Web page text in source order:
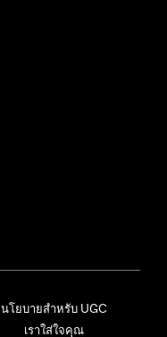
นโยบายสำหรับ UGC
เราใส่ใจคุณ